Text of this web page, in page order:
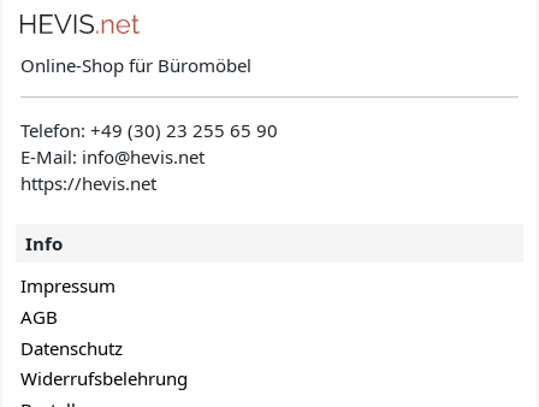
Online-Shop für Büromöbel
Telefon:+49 (30) 23 255 65 90
E-Mail: info@hevis.net
https://hevis.net
Info
Impressum
AGB
Datenschutz
Widerrufsbelehrung